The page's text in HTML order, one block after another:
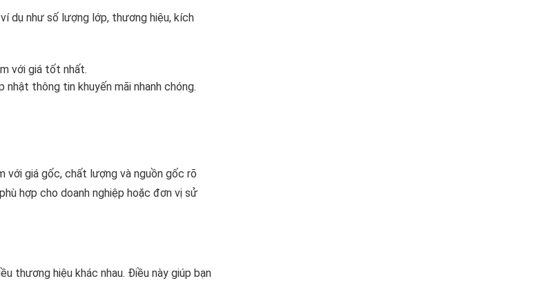
dụ như số lượng lớp, thương hiệu, kích
với giá tốt nhất.
thông tin khuyến mãi nhanh chóng.
với giá gốc, chất lượng và nguồn gốc rõ
hợp cho doanh nghiệp hoặc đơn vị sử
thương hiệu khác nhau. Điều này giúp bạn